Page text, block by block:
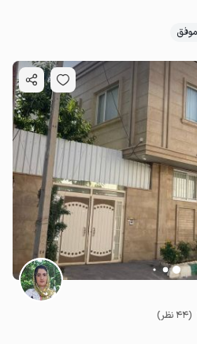
(44 نظر)